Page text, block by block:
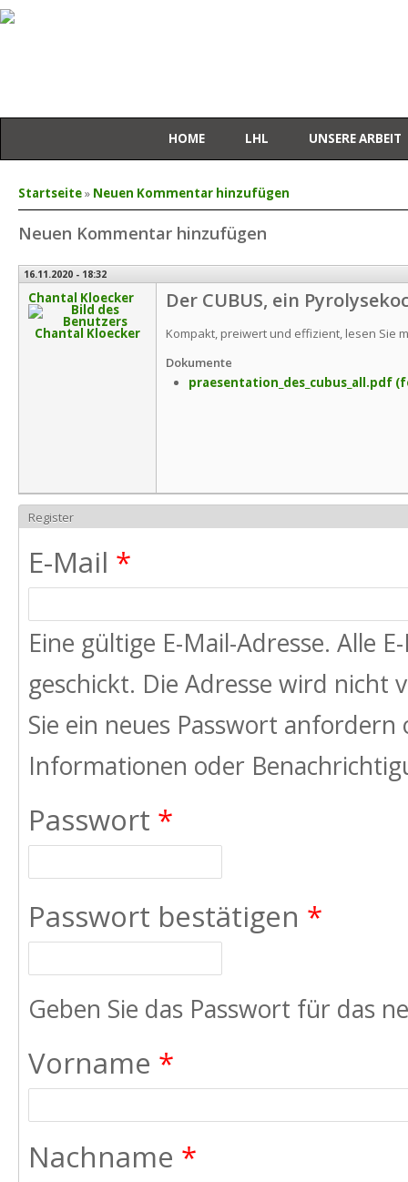
HOME LHL UNSERE ARBEIT
Sie sind hier
Startseite» Neuen Kommentar hinzufügen
Neuen Kommentar hinzufügen
16.11.2020 - 18:32
Chantal Kloecker Der CUBUS, ein
Kompakt, preiwert und effizient, lesen Sie
Dokumente
praesentation_des_cubus_all.pdf
Register
E-Mail *
Eine gültige E-Mail-Adresse. Alle
geschickt. Die Adresse wird
Sie ein neues Passwort
Informationen oder
Passwort *
Passwort bestätigen *
Geben Sie das Passwort für das
Vorname *
Nachname *